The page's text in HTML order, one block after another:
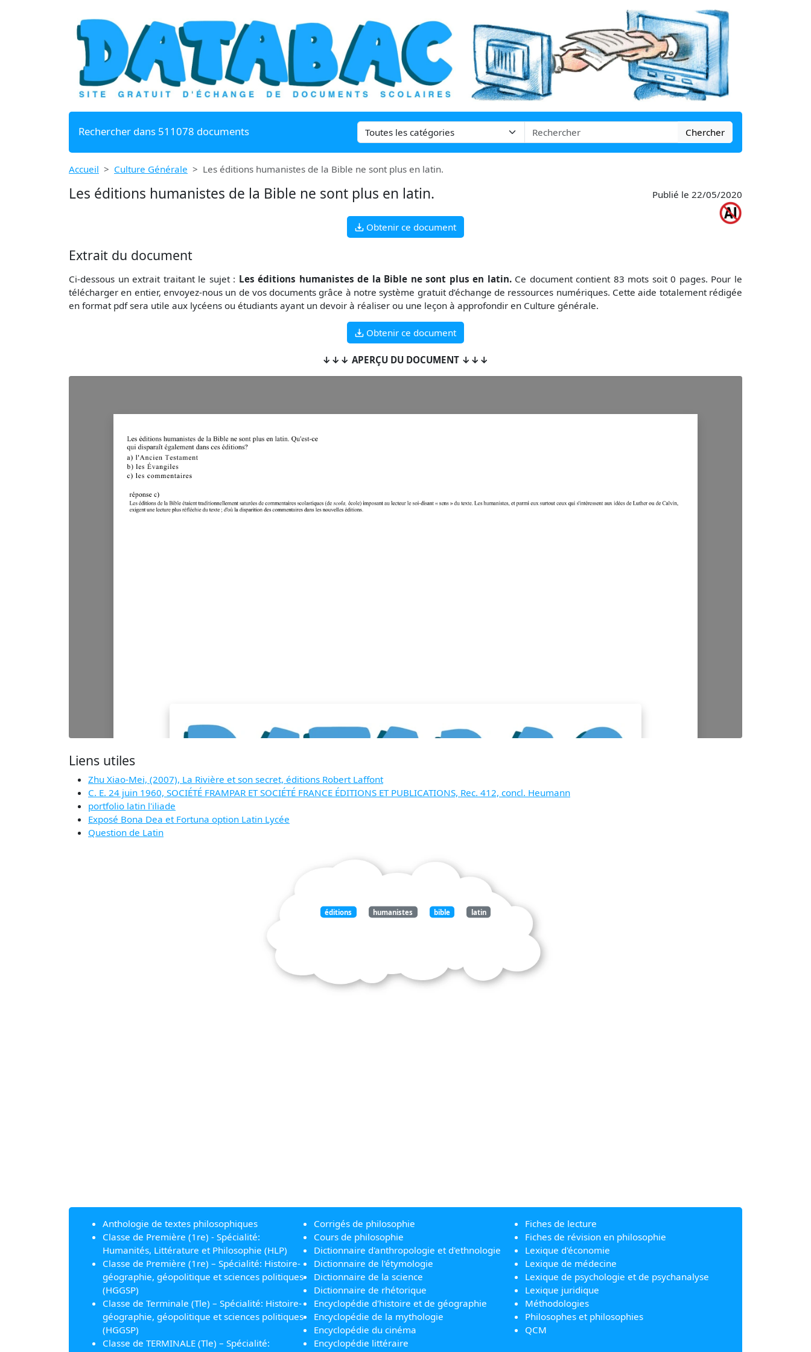
Rechercher dans 511078 documents Chercher
Accueil Culture Générale Les éditions humanistes de la Bible ne sont plus en latin.
Les éditions humanistes de la Bible ne sont plus en latin. Publié le 22/05/2020
Obtenir ce document
Extrait du document
Ci-dessous un extrait traitant le sujet : Les éditions humanistes de la Bible ne sont plus en latin.Ce document contient 83 mots soit 0 pages. Pour le
télécharger en entier, envoyez-nous un de vos documents grâce à notre système gratuit d’échange de ressources numériques. Cette aide totalement rédigée
en format pdf sera utile aux lycéens ou étudiants ayant un devoir à réaliser ou une leçon à approfondir en Culture générale.
Obtenir ce document
↓↓↓ APERÇU DU DOCUMENT ↓↓↓
Liens utiles
Zhu Xiao-Mei, (2007), La Rivière et son secret, éditions Robert Laffont
C. E. 24 juin 1960, SOCIÉTÉ FRAMPAR ET SOCIÉTÉ FRANCE ÉDITIONS ET PUBLICATIONS, Rec. 412, concl. Heumann
portfolio latin l'iliade
Exposé Bona Dea et Fortuna option Latin Lycée
Question de Latin
éditions humanistes bible latin
Anthologie de textes philosophiques
Classe de Première (1re) - Spécialité:
Humanités, Littérature et Philosophie (HLP)
Classe de Première (1re) – Spécialité: Histoire-
géographie, géopolitique et sciences politiques
(HGGSP)
Classe de Terminale (Tle) – Spécialité: Histoire-
géographie, géopolitique et sciences politiques
(HGGSP)
Classe de TERMINALE (Tle) – Spécialité:
Corrigés de philosophie
Cours de philosophie
Dictionnaire d'anthropologie et d'ethnologie
Dictionnaire de l'étymologie
Dictionnaire de la science
Dictionnaire de rhétorique
Encyclopédie d'histoire et de géographie
Encyclopédie de la mythologie
Encyclopédie du cinéma
Encyclopédie littéraire
Fiches de lecture
Fiches de révision en philosophie
Lexique d'économie
Lexique de médecine
Lexique de psychologie et de psychanalyse
Lexique juridique
Méthodologies
Philosophes et philosophies
QCM